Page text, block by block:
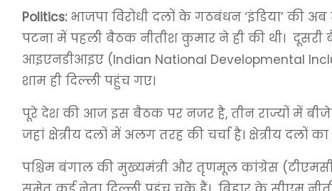
Politics:भाजपा विरोधी दलों के गठबंधन ‘इंडिया’ की
पटना में पहली बैठक नीतीश कुमार ने ही की थी।
आइएनडीआइए (Indian National Developmental
शाम ही दिल्ली पहुंच गए।
पूरे देश की आज इस बैठक पर नजर है, तीन राज्यों में
जहां क्षेत्रीय दलों में अलग तरह की चर्चा है। क्षेत्रीय दलों
पश्चिम बंगाल की मुख्यमंत्री और तृणमूल कांग्रेस